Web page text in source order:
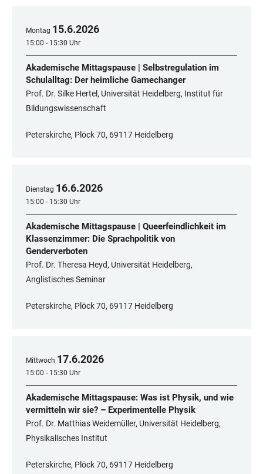
Montag 15.6.2026
15:00 - 15:30 Uhr
Akademische Mittagspause | Selbstregulation im
Schulalltag: Der heimliche Gamechanger
Prof. Dr. Silke Hertel, Universität Heidelberg, Institut für
Bildungswissenschaft
Peterskirche, Plöck 70, 69117 Heidelberg
Dienstag 16.6.2026
15:00 - 15:30 Uhr
Akademische Mittagspause | Queerfeindlichkeit im
Klassenzimmer: Die Sprachpolitik von
Genderverboten
Prof. Dr. Theresa Heyd, Universität Heidelberg,
Anglistisches Seminar
Peterskirche, Plöck 70, 69117 Heidelberg
Mittwoch 17.6.2026
15:00 - 15:30 Uhr
Akademische Mittagspause: Was ist Physik, und wie
vermitteln wir sie? – Experimentelle Physik
Prof. Dr. Matthias Weidemüller, Universität Heidelberg,
Physikalisches Institut
Peterskirche, Plöck 70, 69117 Heidelberg